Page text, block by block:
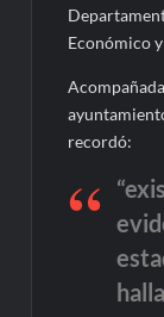
Económico
recordó: